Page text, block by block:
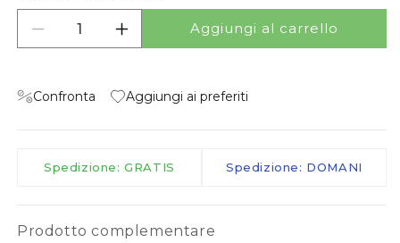
Diminuisci quantità per TRILL IP65
Aumenta quantità per TRILL IP65
Aggiungi al carrello
Confronta Aggiungi ai preferiti
Spedizione: GRATIS Spedizione: DOMANI
Prodotto complementare